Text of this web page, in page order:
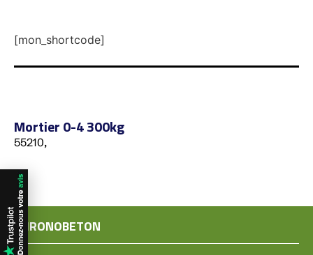
[mon_shortcode]
Mortier 0-4 300kg
55210,
CHRONOBETON